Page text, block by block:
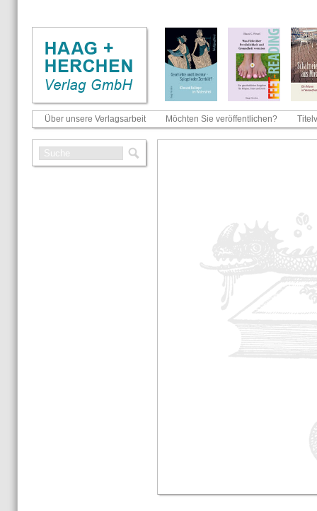
Über unsere Verlagsarbeit Möchten Sie veröffentlichen?